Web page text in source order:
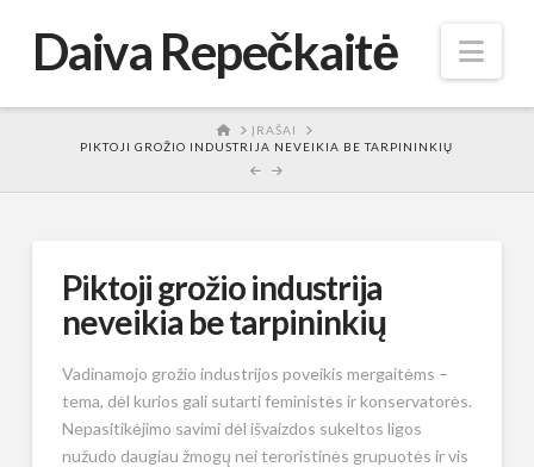
Daiva Repečkaitė
HOMEĮRAŠAI
PIKTOJI GROŽIO INDUSTRIJA NEVEIKIA BE TARPININKIŲ
Piktoji grožio industrija
neveikia be tarpininkių
Vadinamojo grožio industrijos poveikis mergaitėms –
tema, dėl kurios gali sutarti feministės ir konservatorės.
Nepasitikėjimo savimi dėl išvaizdos sukeltos ligos
nužudo daugiau žmogų nei teroristinės grupuotės ir vis